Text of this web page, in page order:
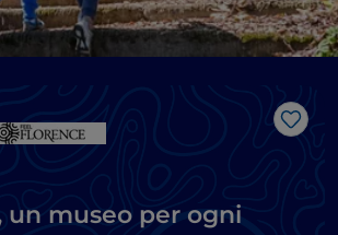
Like
un museo per ogni